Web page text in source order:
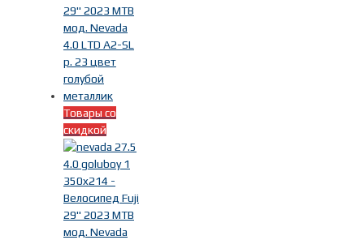
Товары со
скидкой